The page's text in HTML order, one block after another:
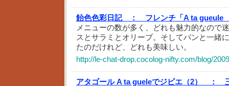
飴色色彩日記 ：
フレンチ「A ta gueule
メニューの数が多く、どれも魅力的なので
スとサラミとオリーブ。そしてパンと一緒
たのだけれど、どれも美味しい。
http://le-chat-drop.cocolog-nifty.com/blog/
アタゴール A ta gueleでジビエ（2） ：